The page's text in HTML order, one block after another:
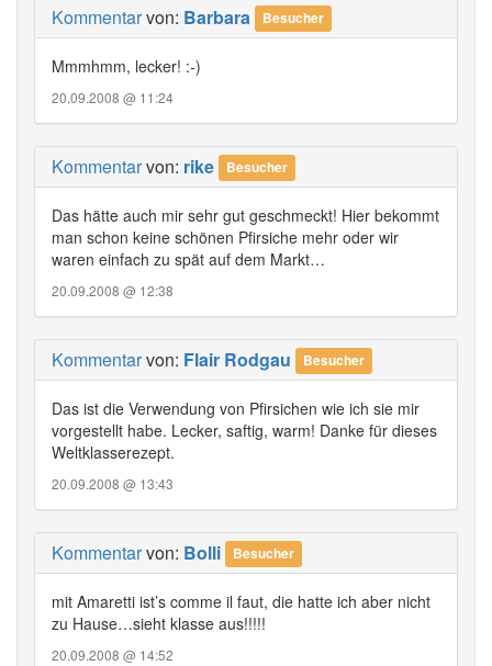
Kommentarvon: Barbara Besucher
Mmmhmm, lecker! :-)
20.09.2008 @ 11:24
Kommentarvon: rike Besucher
Das hätte auch mir sehr gut geschmeckt! Hier bekommt
man schon keine schönen Pfirsiche mehr oder wir
waren einfach zu spät auf dem Markt…
20.09.2008 @ 12:38
Kommentarvon: Flair Rodgau Besucher
Das ist die Verwendung von Pfirsichen wie ich sie mir
vorgestellt habe. Lecker, saftig, warm! Danke für dieses
Weltklasserezept.
20.09.2008 @ 13:43
Kommentarvon: Bolli Besucher
mit Amaretti ist’s comme il faut, die hatte ich aber nicht
zu Hause…sieht klasse aus!!!!!
20.09.2008 @ 14:52